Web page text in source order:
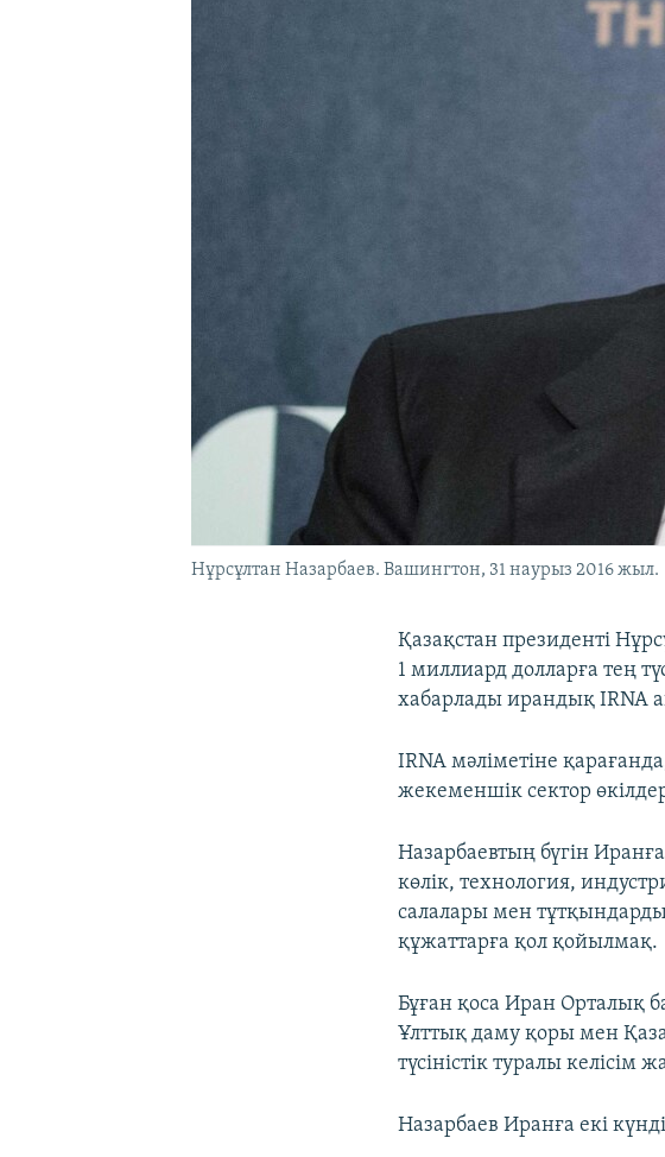
Нұрсұлтан Назарбаев. Вашингтон, 31 наурыз 2016 жыл.
Қазақстан президенті
1 миллиард долларға тең
хабарлады ирандық IRNA
IRNA мәліметіне
жекеменшік сектор
Назарбаевтың бүгін
көлік, технология,
салалары мен
құжаттарға қол қойылмақ.
Бұған қоса Иран Орталық
Ұлттық даму қоры мен
түсіністік туралы келісім
Назарбаев Иранға екі